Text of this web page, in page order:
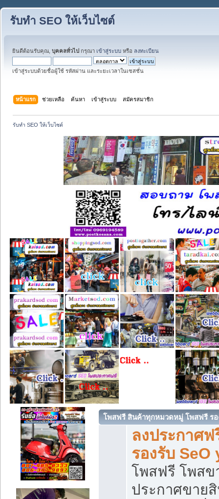
รับทำ SEO ให้เว็บไซต์
ยินดีต้อนรับคุณ, บุคคลทั่วไป กรุณา เข้าสู่ระบบ หรือ ลงทะเบียน
เข้าสู่ระบบด้วยชื่อผู้ใช้ รหัสผ่าน และระยะเวลาในเซสชั่น
หน้าแรก ช่วยเหลือ ค้นหา เข้าสู่ระบบ สมัครสมาชิก
รับทำ SEO ให้เว็บไซต์
โพสฟรี สินค้าทุกหมวดหมู่ โพสฟรี รอ
ลงประกาศ
รองรับ
โพสฟรี โพสข
ประกาศขาย